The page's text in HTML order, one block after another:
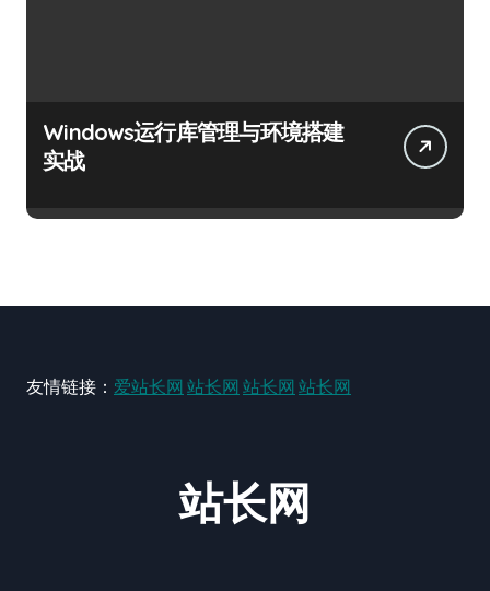
Windows运行库管理与环境搭建
实战
友情链接： 爱站长网 站长网 站长网 站长网
站长网